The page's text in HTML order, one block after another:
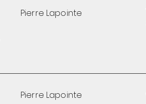
Pierre Lapointe
Pierre Lapointe